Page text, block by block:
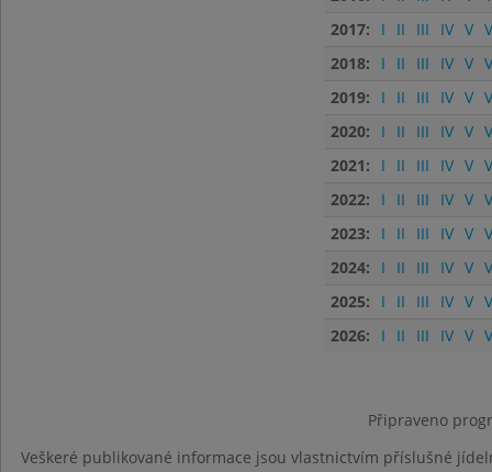
2017:
I II III IV V
2018:
I II III IV V
2019:
I II III IV V
2020:
I II III IV V
2021:
I II III IV V
2022:
I II III IV V
2023:
I II III IV V
2024:
I II III IV V
2025:
I II III IV V
2026:
I II III IV V
Připraveno
Veškeré publikované informace jsou vlastnictvím příslušné